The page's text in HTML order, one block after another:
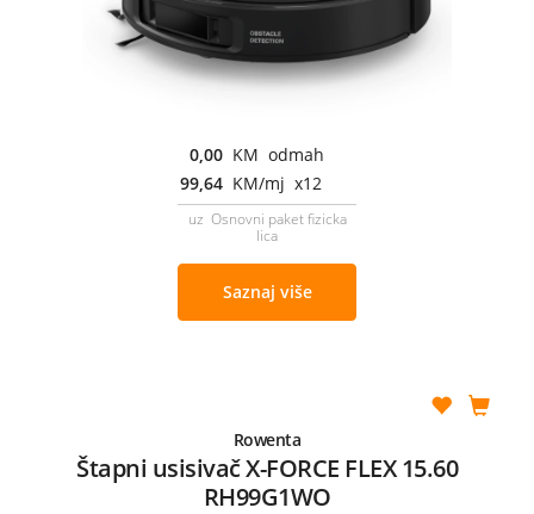
0,00 KM odmah
99,64 KM/mj x12
uz Osnovni paket fizicka
lica
Saznaj više
Rowenta
Štapni usisivač X-FORCE FLEX 15.60
RH99G1WO